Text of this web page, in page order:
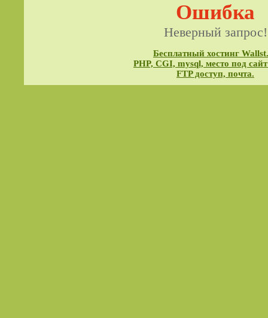
Ошибка
Неверный запрос!
Бесплатный хостинг
PHP, CGI, mysql, место под
FTP доступ, почта.